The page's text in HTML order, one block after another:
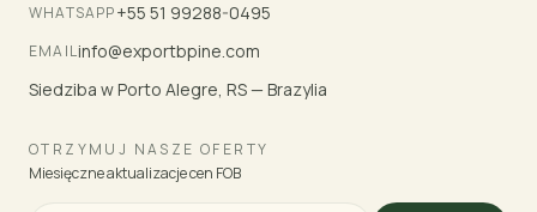
WHATSAPP+55 51 99288-0495
EMAILinfo@exportbpine.com
Siedziba w Porto Alegre, RS — Brazylia
OTRZYMUJ NASZE OFERTY
Miesięczne aktualizacje cen FOB